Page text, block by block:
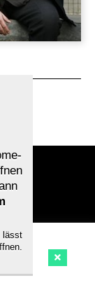
(
lässt